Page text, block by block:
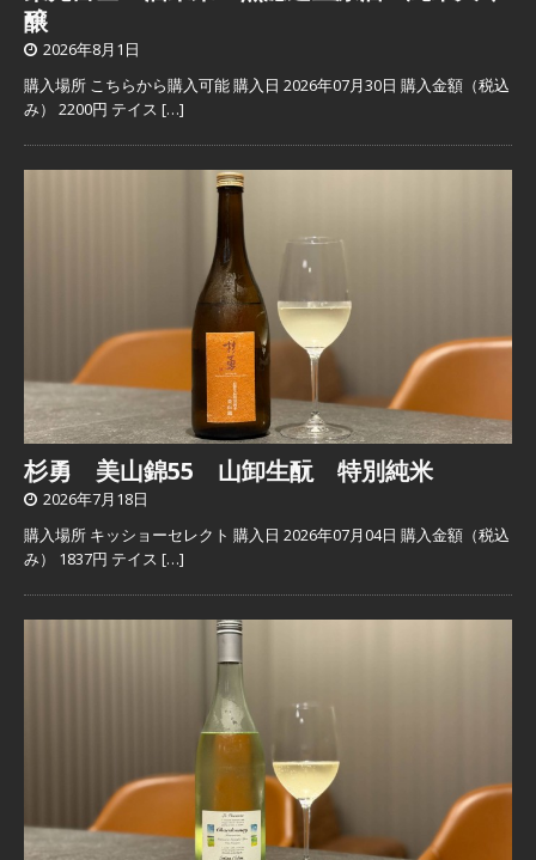
醸
2026年8月1日
購入場所 こちらから購入可能 購入日 2026年07月30日 購入金額（税込
み） 2200円 テイス […]
杉勇 美山錦55 山卸生酛 特別純米
2026年7月18日
購入場所 キッショーセレクト 購入日 2026年07月04日 購入金額（税込
み） 1837円 テイス […]